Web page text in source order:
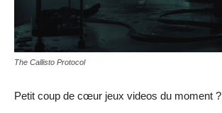
The Callisto Protocol
Petit coup de cœur jeux videos du moment ?